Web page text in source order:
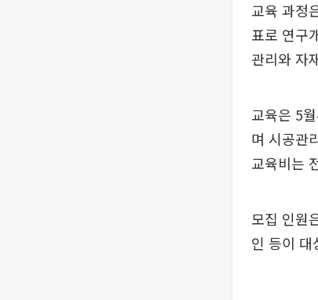
교육 과정
표로 연구
관리와 자
교육은 5
며 시공관
교육비는
모집 인원
인 등이 대